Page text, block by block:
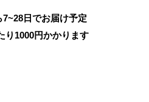
日でお届け予定
り 1000円かかります